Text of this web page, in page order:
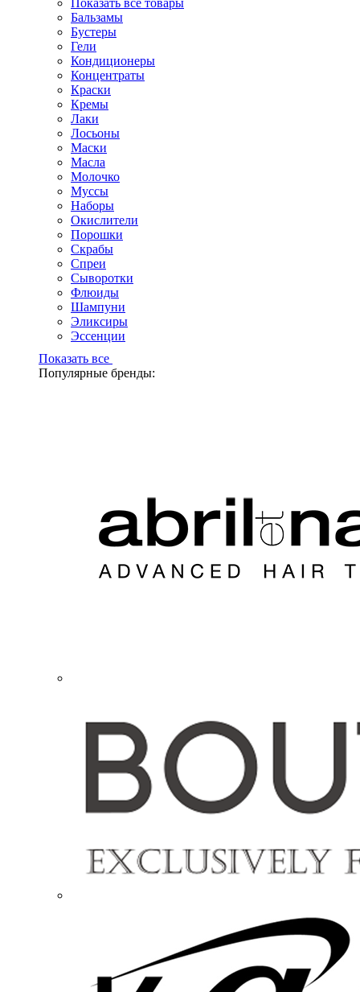
Показать все товары
Бальзамы
Бустеры
Гели
Кондиционеры
Концентраты
Краски
Кремы
Лаки
Лосьоны
Маски
Масла
Молочко
Муссы
Наборы
Окислители
Порошки
Скрабы
Спреи
Сыворотки
Флюиды
Шампуни
Эликсиры
Эссенции
Показать все
Популярные бренды: